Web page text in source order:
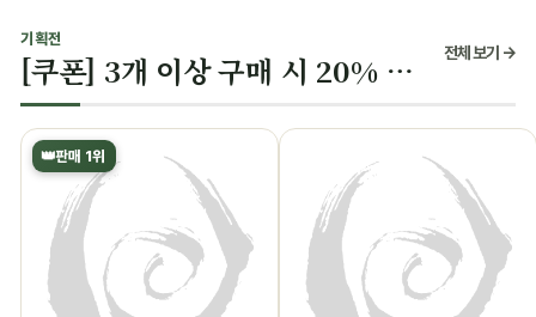
기획전
[쿠폰] 3개 이상 구매 시 20% 할인 전체 보기 →
👑판매 1위